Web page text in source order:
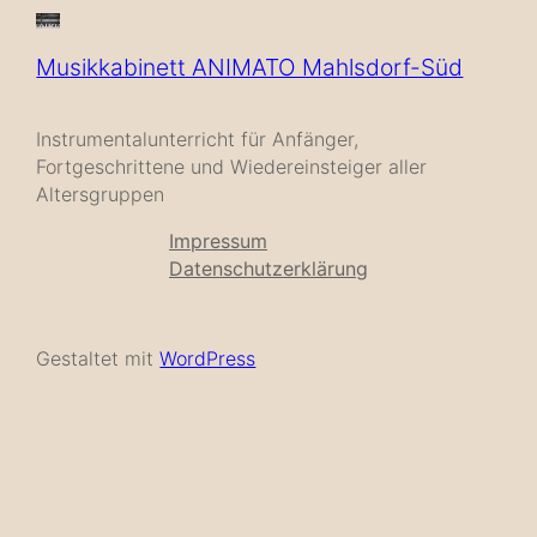
Musikkabinett ANIMATO Mahlsdorf-Süd
Instrumentalunterricht für Anfänger,
Fortgeschrittene und Wiedereinsteiger aller
Altersgruppen
Impressum
Datenschutzerklärung
Gestaltet mitWordPress